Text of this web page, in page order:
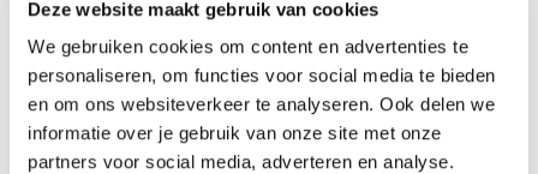
Deze website maakt gebruik van cookies
We gebruiken cookies om content en advertenties te
personaliseren, om functies voor social media te bieden
en om ons websiteverkeer te analyseren. Ook delen we
informatie over je gebruik van onze site met onze
partners voor social media, adverteren en analyse.
HOEK/EINDSTUK FOLIE 4ST. STRANDHUIS GRIJS
#141
Deze Hoek/eindstukken worden geleverd in setjes van 4 stuks